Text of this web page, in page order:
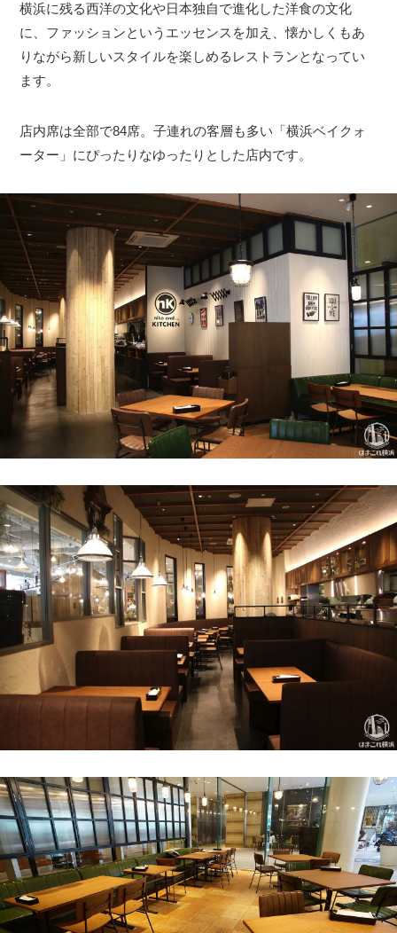
横浜に残る西洋の文化や日本独自で進化した洋食の文化
に、ファッションというエッセンスを加え、懐かしくもあ
りながら新しいスタイルを楽しめるレストランとなってい
ます。
店内席は全部で84席。子連れの客層も多い「横浜ベイクォ
ーター」にぴったりなゆったりとした店内です。